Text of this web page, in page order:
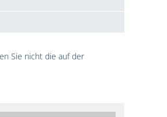
Sie nicht die auf der